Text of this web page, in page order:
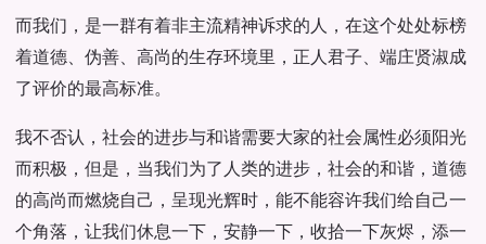
而我们，是一群有着非主流精神诉求的人，在这个处处标榜
着道德、伪善、高尚的生存环境里，正人君子、端庄贤淑成
了评价的最高标准。
我不否认，社会的进步与和谐需要大家的社会属性必须阳光
而积极，但是，当我们为了人类的进步，社会的和谐，道德
的高尚而燃烧自己，呈现光辉时，能不能容许我们给自己一
个角落，让我们休息一下，安静一下，收拾一下灰烬，添一